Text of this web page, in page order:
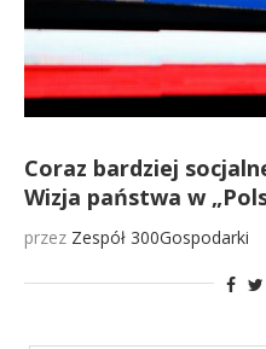
Coraz bardziej
Wizja państwa w
przez Zespół 300Gospodarki